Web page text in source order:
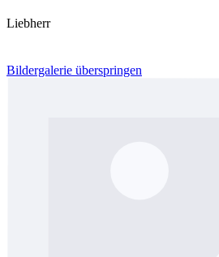
Liebherr
Bildergalerie überspringen